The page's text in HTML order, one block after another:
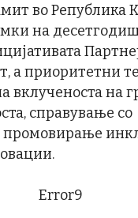
во Република
на
а приоритетни
вклученоста на
справување со
промовирање
Error9